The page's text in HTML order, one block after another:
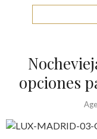
opciones